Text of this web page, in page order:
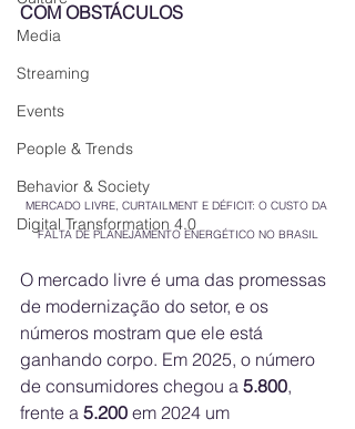
Media
Streaming
Events
People & Trends
Behavior & Society
Digital Transformation 4.0
COM OBSTÁCULOS
MERCADO LIVRE, CURTAILMENT E DÉFICIT: O CUSTO DA
FALTA DE PLANEJAMENTO ENERGÉTICO NO BRASIL
O mercado livre é uma das promessas
de modernização do setor, e os
números mostram que ele está
ganhando corpo. Em 2025, o número
de consumidores chegou a 5.800,
frente a 5.200 em 2024 um